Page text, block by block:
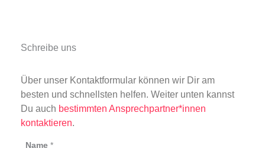
Schreibe uns
Über unser Kontaktformular können wir Dir am
besten und schnellsten helfen. Weiter unten kannst
Du auch bestimmten Ansprechpartner*innen
kontaktieren.
Name *